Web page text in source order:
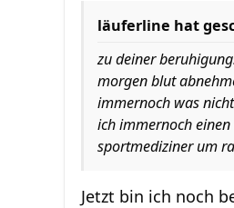
läuferline hat
zu deiner
morgen blut
immernoch was
ich immernoch
sportmediziner um
Jetzt bin ich noch